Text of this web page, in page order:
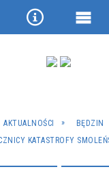
AKTUALNOŚCI
BĘDZIN
KATASTROFY
NarzędziaMenu